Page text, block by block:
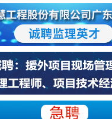
协会副会长单位，广东
广东省石油和化学工业
动者私营企业协会副会长
单位、茂名市信用协会会
息化、数字化、专业化、
念，始终以客户为中心
创新作为*动力，加快
、BIM技术、AI技术应
的新模式，全力打造数字